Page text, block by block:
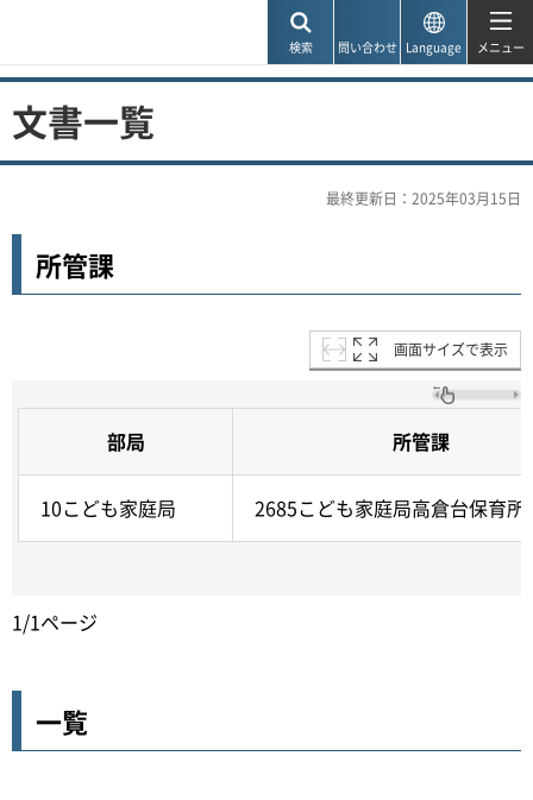
検索 問い合わせ Language メニュー
文書一覧
最終更新日：2025年03月15日
所管課
画面サイズで表示
部局 所管課
10こども家庭局 2685こども家庭局高倉台保育所
1/1ページ
一覧